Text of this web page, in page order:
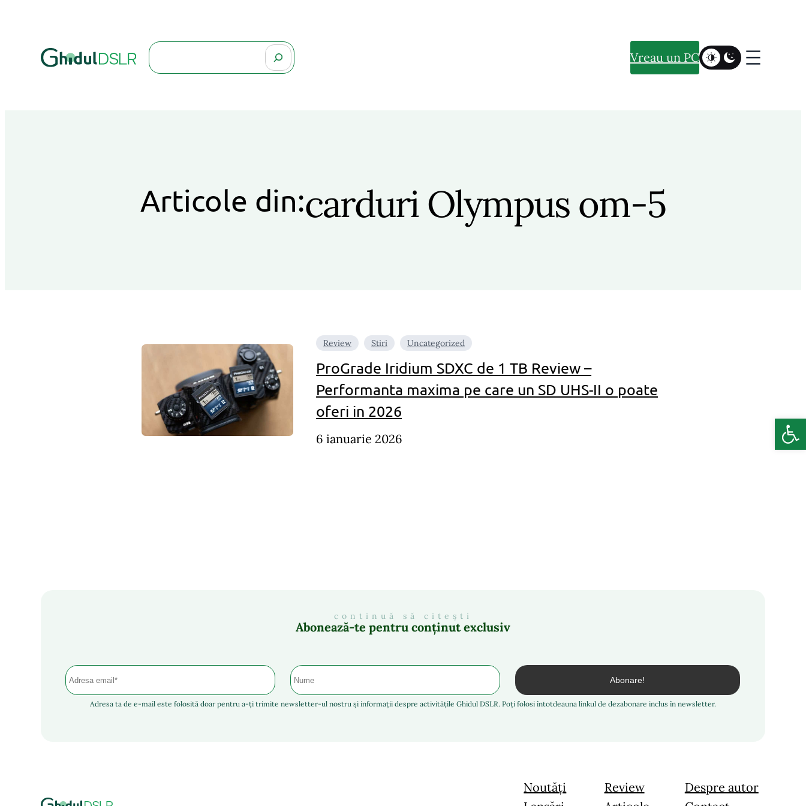
Search Vreau un PC
Articole din:carduri Olympus om-5
Review Stiri Uncategorized
ProGrade Iridium SDXC de 1 TB Review –
Performanta maxima pe care un SD UHS-II o poate
oferi in 2026
6 ianuarie 2026
continuă să citești
Abonează-te pentru conținut exclusiv
Adresa ta de e-mail este folosită doar pentru a-ți trimite newsletter-ul nostru și informații despre activitățile Ghidul DSLR. Poți folosi întotdeauna linkul de dezabonare inclus în newsletter.
Noutăți
Review
Despre autor